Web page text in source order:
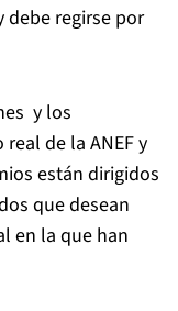
regirse por
y los
de la ANEF y
están dirigidos
que desean
en la que han